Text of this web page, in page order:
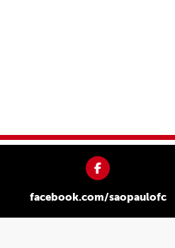
facebook.com/saopaulofc